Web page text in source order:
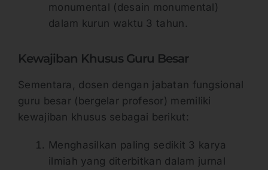
monumental (desain monumental)
dalam kurun waktu 3 tahun.
Kewajiban Khusus Guru Besar
Sementara, dosen dengan jabatan fungsional
guru besar (bergelar profesor) memiliki
kewajiban khusus sebagai berikut:
Menghasilkan paling sedikit 3 karya
ilmiah yang diterbitkan dalam jurnal